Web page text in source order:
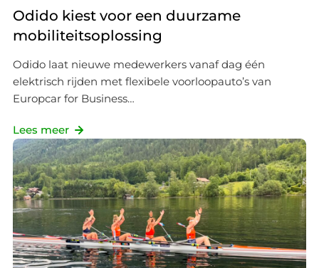
Odido kiest voor een duurzame
mobiliteitsoplossing
Odido laat nieuwe medewerkers vanaf dag één
elektrisch rijden met flexibele voorloopauto’s van
Europcar for Business…
Lees meer